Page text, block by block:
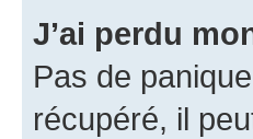
J’ai perdu
Pas de
récupéré, il